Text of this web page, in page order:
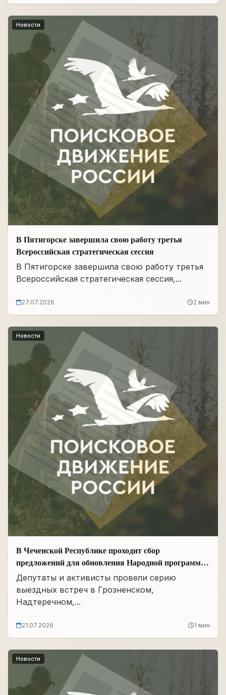
Новости
В Пятигорске завершила свою работу третья
Всероссийская стратегическая сессия
В Пятигорске завершила свою работу третья
Всероссийская стратегическая сессия,...
27.07.2026 2 мин
Новости
В Чеченской Республике проходит сбор
предложений для обновления Народной программы
в сфере АПК
Депутаты и активисты провели серию
выездных встреч в Грозненском,
Надтеречном,...
21.07.2026 1 мин
Новости